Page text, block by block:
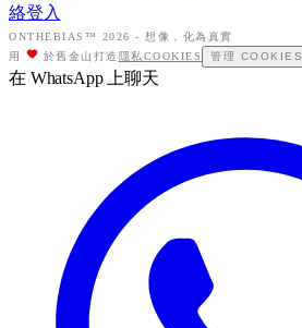
絡登入
ONTHEBIAS™ 2026 - 想像，化為真實
用
於舊金山打造 隱私 COOKIES 管理 COOKIES
在 WhatsApp 上聊天